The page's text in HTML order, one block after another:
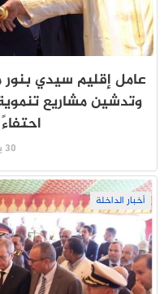
عامل إقليم سيدي
وتدشين مشاريع
30 يوليو 2026
أخبار الداخلة